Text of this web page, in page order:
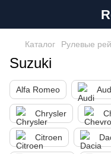
Каталог Рулевые
Suzuki
Alfa Romeo
Chrysler
Citroen